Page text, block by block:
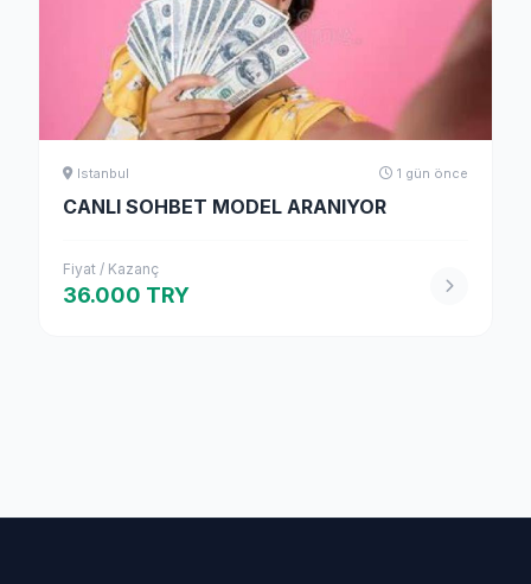
Istanbul 1 gün önce
CANLI SOHBET MODEL ARANIYOR
Fiyat / Kazanç
36.000 TRY